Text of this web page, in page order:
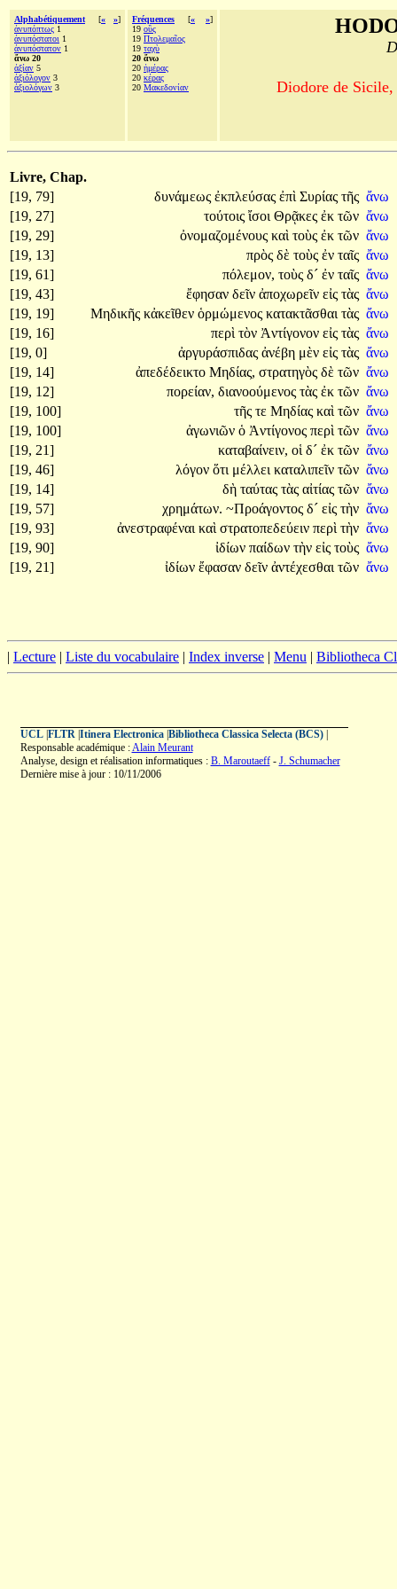
Alphabétiquement [« »]
ἀνυπόπτως 1
ἀνυπόστατοι 1
ἀνυπόστατον 1
ἄνω 20
ἀξίαν 5
ἀξιόλογον 3
ἀξιολόγων 3
Fréquences [« »]
19 οὓς
19 Πτολεμαῖος
19 ταχὺ
20 ἄνω
20 ἡμέρας
20 κέρας
20 Μακεδονίαν Diodore de
Livre, Chap.
[19, 79]
δυνάμεως ἐκπλεύσας ἐπὶ Συρίας τῆς ἄνω
[19, 27]
τούτοις ἴσοι Θρᾷκες ἐκ τῶν ἄνω
[19, 29]
ὀνομαζομένους καὶ τοὺς ἐκ τῶν ἄνω
[19, 13]
πρὸς δὲ τοὺς ἐν ταῖς ἄνω
[19, 61]
πόλεμον, τοὺς δ´ ἐν ταῖς ἄνω
[19, 43]
ἔφησαν δεῖν ἀποχωρεῖν εἰς τὰς ἄνω
[19, 19]
Μηδικῆς κἀκεῖθεν ὁρμώμενος κατακτᾶσθαι τὰς ἄνω
[19, 16]
περὶ τὸν Ἀντίγονον εἰς τὰς ἄνω
[19, 0]
ἀργυράσπιδας ἀνέβη μὲν εἰς τὰς ἄνω
[19, 14]
ἀπεδέδεικτο Μηδίας, στρατηγὸς δὲ τῶν ἄνω
[19, 12]
πορείαν, διανοούμενος τὰς ἐκ τῶν ἄνω
[19, 100]
τῆς τε Μηδίας καὶ τῶν ἄνω
[19, 100]
ἀγωνιῶν ὁ Ἀντίγονος περὶ τῶν ἄνω
[19, 21]
καταβαίνειν, οἱ δ´ ἐκ τῶν ἄνω
[19, 46]
λόγον ὅτι μέλλει καταλιπεῖν τῶν ἄνω
[19, 14]
δὴ ταύτας τὰς αἰτίας τῶν ἄνω
[19, 57]
χρημάτων. ~Προάγοντος δ´ εἰς τὴν ἄνω
[19, 93]
ἀνεστραφέναι καὶ στρατοπεδεύειν περὶ τὴν ἄνω
[19, 90]
ἰδίων παίδων τὴν εἰς τοὺς ἄνω
[19, 21]
ἰδίων ἔφασαν δεῖν ἀντέχεσθαι τῶν ἄνω
| Lecture | Liste du vocabulaire | Index inverse | Menu | Bibliotheca
UCL| FLTR| Itinera Electronica| Bibliotheca Classica Selecta (BCS)|
Responsable académique :Alain Meurant
Analyse, design et réalisation informatiques : B. Maroutaeff- J. Schumacher
Dernière mise à jour : 10/11/2006